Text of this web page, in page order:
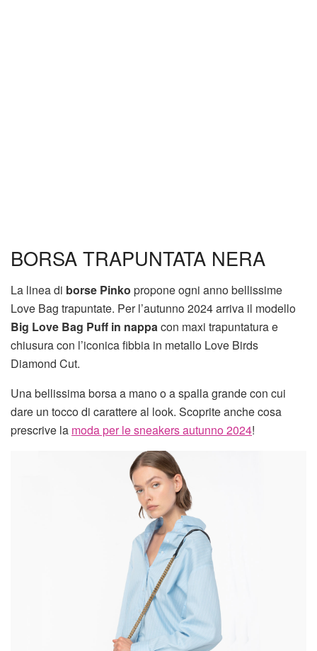
BORSA TRAPUNTATA NERA
La linea di borse Pinko propone ogni anno bellissime
Love Bag trapuntate. Per l’autunno 2024 arriva il modello
Big Love Bag Puff in nappacon maxi trapuntatura e
chiusura con l’iconica fibbia in metallo Love Birds
Diamond Cut.
Una bellissima borsa a mano o a spalla grande con cui
dare un tocco di carattere al look. Scoprite anche cosa
prescrive la moda per le sneakers autunno 2024!